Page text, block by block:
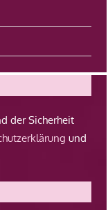
der Sicherheit
und